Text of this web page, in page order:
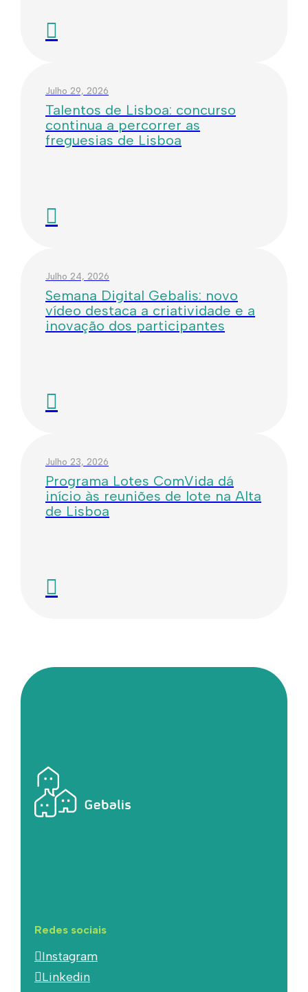
Julho 29, 2026
Talentos de Lisboa: concurso
continua a percorrer as
freguesias de Lisboa
Julho 24, 2026
Semana Digital Gebalis: novo
vídeo destaca a criatividade e a
inovação dos participantes
Julho 23, 2026
Programa Lotes ComVida dá
início às reuniões de lote na Alta
de Lisboa
Redes sociais
Instagram
Linkedin